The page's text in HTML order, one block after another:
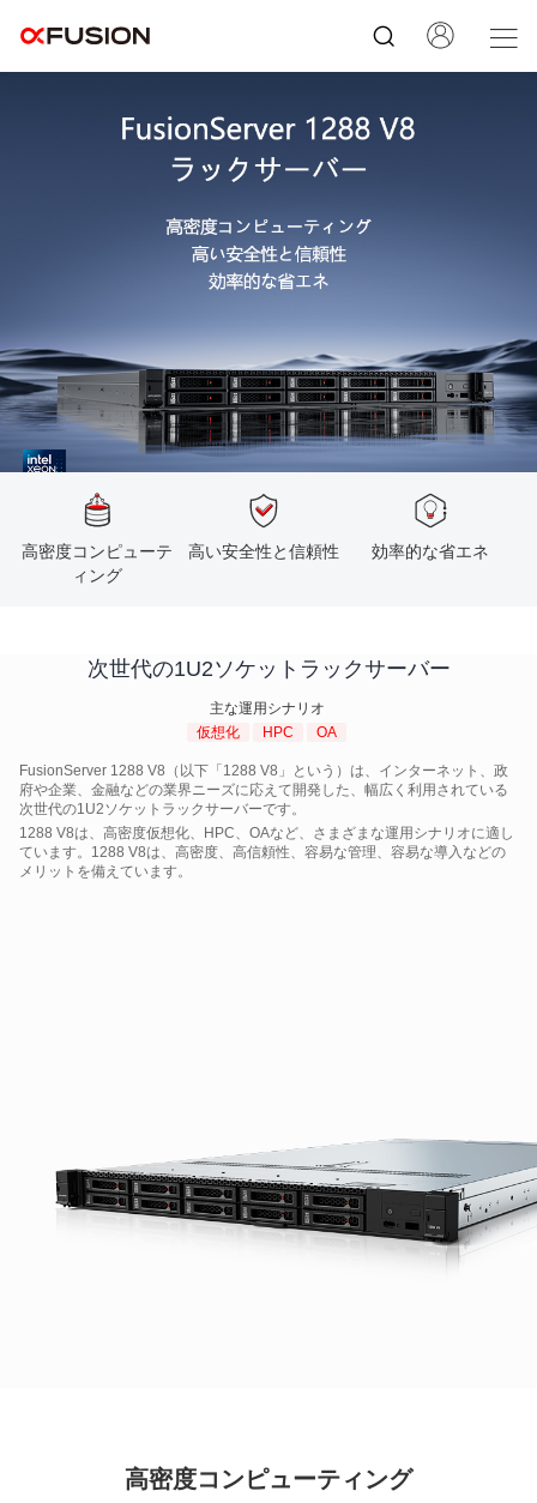
高密度コンピューテ
ィング
高い安全性と信頼性 効率的な省エネ
次世代の1U2ソケットラックサーバー
主な運用シナリオ
仮想化
HPC OA
FusionServer 1288 V8（以下「1288 V8」という）は、インターネット、政
府や企業、金融などの業界ニーズに応えて開発した、幅広く利用されている
次世代の1U2ソケットラックサーバーです。
1288 V8は、高密度仮想化、HPC、OAなど、さまざまな運用シナリオに適し
ています。1288 V8は、高密度、高信頼性、容易な管理、容易な導入などの
メリットを備えています。
高密度コンピューティング